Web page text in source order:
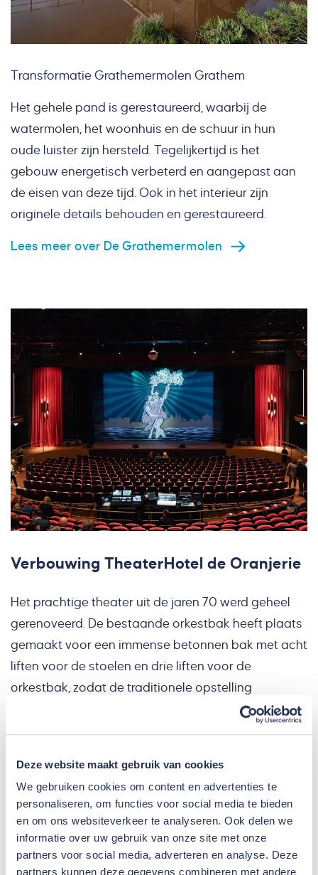
Deze website maakt gebruik van cookies
We gebruiken cookies om content en advertenties te
personaliseren, om functies voor social media te bieden
en om ons websiteverkeer te analyseren. Ook delen we
informatie over uw gebruik van onze site met onze
partners voor social media, adverteren en analyse. Deze
partners kunnen deze gegevens combineren met andere
Transformatie Grathemermolen Grathem
Het gehele pand is gerestaureerd, waarbij de
watermolen, het woonhuis en de schuur in hun
oude luister zijn hersteld. Tegelijkertijd is het
gebouw energetisch verbeterd en aangepast aan
de eisen van deze tijd. Ook in het interieur zijn
originele details behouden en gerestaureerd.
Lees meer over De Grathemermolen
Verbouwing TheaterHotel de Oranjerie
Het prachtige theater uit de jaren 70 werd geheel
gerenoveerd. De bestaande orkestbak heeft plaats
gemaakt voor een immense betonnen bak met acht
liften voor de stoelen en drie liften voor de
orkestbak, zodat de traditionele opstelling
omgebouwd kan worden tot zaal. Maar ook de
Lees meer over dit project